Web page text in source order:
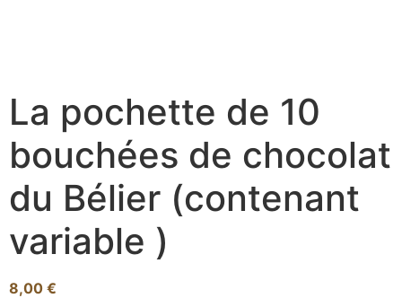
La pochette de 10
bouchées de chocolat
du Bélier (contenant
variable )
8,00 €